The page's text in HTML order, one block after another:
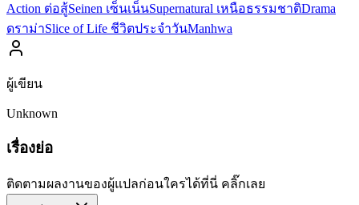
Action ต่อสู้Seinen เซ็นเน็นSupernatural เหนือธรรมชาติDrama
ดราม่าSlice of Life ชีวิตประจำวันManhwa
ผู้เขียน
Unknown
เรื่องย่อ
ติดตามผลงานของผู้แปลก่อนใครได้ที่นี่ คลิ๊กเลย